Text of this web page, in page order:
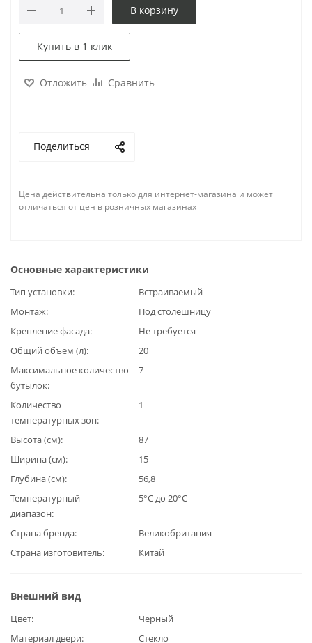
В корзину
Купить в 1 клик
Отложить Сравнить
Поделиться
Цена действительна только для интернет-магазина и может
отличаться от цен в розничных магазинах
Основные характеристики
Тип установки
Встраиваемый
Монтаж
Под столешницу
Крепление фасада
Не требуется
Общий объём (л)
20
Максимальное количество
бутылок
7
Количество
температурных зон
1
Высота (см)
87
Ширина (см)
15
Глубина (см)
56,8
Температурный
диапазон
5°C до 20°C
Страна бренда
Великобритания
Страна изготовитель
Китай
Внешний вид
Цвет
Черный
Материал двери
Стекло